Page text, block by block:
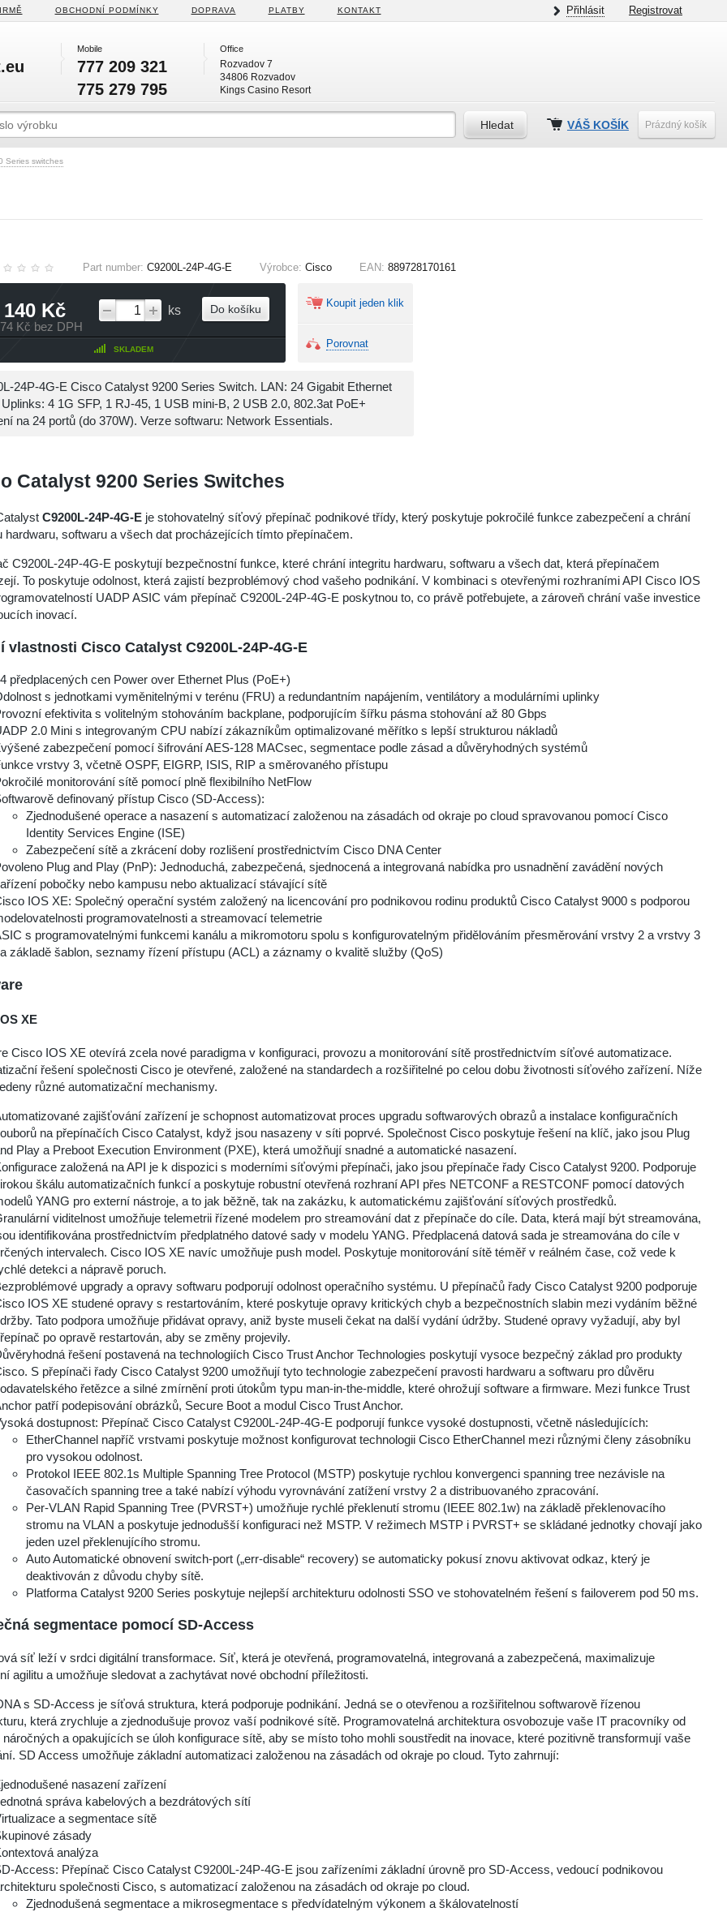
OBCHODNÍ PODMÍNKY DOPRAVA PLATBY KONTAKT Přihlásit Registrovat
Mobile
777 209 321
775 279 795
Office
Rozvadov 7
34806 Rozvadov
Kings Casino Resort
VÁŠ KOŠÍK Prázdný košík
Series switches
Part number: C9200L-24P-4G-E Výrobce: Cisco EAN: 889728170161
140 Kč
Kč bez DPH
ks
SKLADEM
Do košíku Koupit jeden klik
Porovnat
24P-4G-E Cisco Catalyst 9200 Series Switch. LAN: 24 Gigabit Ethernet
4 1G SFP, 1 RJ-45, 1 USB mini-B, 2 USB 2.0, 802.3at PoE+
na 24 portů (do 370W). Verze softwaru: Network Essentials.
Catalyst 9200 Series Switches
C9200L-24P-4G-E je stohovatelný síťový přepínač podnikové třídy, který poskytuje pokročilé funkce zabezpečení a chrání
hardwaru, softwaru a všech dat procházejících tímto přepínačem.
C9200L-24P-4G-E poskytují bezpečnostní funkce, které chrání integritu hardwaru, softwaru a všech dat, která přepínačem
To poskytuje odolnost, která zajistí bezproblémový chod vašeho podnikání. V kombinaci s otevřenými rozhraními API Cisco IOS
UADP ASIC vám přepínač C9200L-24P-4G-E poskytnou to, co právě potřebujete, a zároveň chrání vaše investice
inovací.
vlastnosti Cisco Catalyst C9200L-24P-4G-E
předplacených cen Power over Ethernet Plus (PoE+)
s jednotkami vyměnitelnými v terénu (FRU) a redundantním napájením, ventilátory a modulárními uplinky
efektivita s volitelným stohováním backplane, podporujícím šířku pásma stohování až 80 Gbps
2.0 Mini s integrovaným CPU nabízí zákazníkům optimalizované měřítko s lepší strukturou nákladů
zabezpečení pomocí šifrování AES-128 MACsec, segmentace podle zásad a důvěryhodných systémů
vrstvy 3, včetně OSPF, EIGRP, ISIS, RIP a směrovaného přístupu
monitorování sítě pomocí plně flexibilního NetFlow
definovaný přístup Cisco (SD-Access):
Zjednodušené operace a nasazení s automatizací založenou na zásadách od okraje po cloud spravovanou pomocí Cisco
Identity Services Engine (ISE)
Zabezpečení sítě a zkrácení doby rozlišení prostřednictvím Cisco DNA Center
Plug and Play (PnP): Jednoduchá, zabezpečená, sjednocená a integrovaná nabídka pro usnadnění zavádění nových
pobočky nebo kampusu nebo aktualizací stávající sítě
IOS XE: Společný operační systém založený na licencování pro podnikovou rodinu produktů Cisco Catalyst 9000 s podporou
programovatelnosti a streamovací telemetrie
s programovatelnými funkcemi kanálu a mikromotoru spolu s konfigurovatelným přidělováním přesměrování vrstvy 2 a vrstvy 3
základě šablon, seznamy řízení přístupu (ACL) a záznamy o kvalitě služby (QoS)
XE
Cisco IOS XE otevírá zcela nové paradigma v konfiguraci, provozu a monitorování sítě prostřednictvím síťové automatizace.
řešení společnosti Cisco je otevřené, založené na standardech a rozšiřitelné po celou dobu životnosti síťového zařízení. Níže
různé automatizační mechanismy.
zajišťování zařízení je schopnost automatizovat proces upgradu softwarových obrazů a instalace konfiguračních
na přepínačích Cisco Catalyst, když jsou nasazeny v síti poprvé. Společnost Cisco poskytuje řešení na klíč, jako jsou Plug
Play a Preboot Execution Environment (PXE), která umožňují snadné a automatické nasazení.
založená na API je k dispozici s moderními síťovými přepínači, jako jsou přepínače řady Cisco Catalyst 9200. Podporuje
škálu automatizačních funkcí a poskytuje robustní otevřená rozhraní API přes NETCONF a RESTCONF pomocí datových
YANG pro externí nástroje, a to jak běžně, tak na zakázku, k automatickému zajišťování síťových prostředků.
viditelnost umožňuje telemetrii řízené modelem pro streamování dat z přepínače do cíle. Data, která mají být streamována,
identifikována prostřednictvím předplatného datové sady v modelu YANG. Předplacená datová sada je streamována do cíle v
intervalech. Cisco IOS XE navíc umožňuje push model. Poskytuje monitorování sítě téměř v reálném čase, což vede k
detekci a nápravě poruch.
upgrady a opravy softwaru podporují odolnost operačního systému. U přepínačů řady Cisco Catalyst 9200 podporuje
IOS XE studené opravy s restartováním, které poskytuje opravy kritických chyb a bezpečnostních slabin mezi vydáním běžné
Tato podpora umožňuje přidávat opravy, aniž byste museli čekat na další vydání údržby. Studené opravy vyžadují, aby byl
po opravě restartován, aby se změny projevily.
řešení postavená na technologiích Cisco Trust Anchor Technologies poskytují vysoce bezpečný základ pro produkty
S přepínači řady Cisco Catalyst 9200 umožňují tyto technologie zabezpečení pravosti hardwaru a softwaru pro důvěru
řetězce a silné zmírnění proti útokům typu man-in-the-middle, které ohrožují software a firmware. Mezi funkce Trust
patří podepisování obrázků, Secure Boot a modul Cisco Trust Anchor.
dostupnost: Přepínač Cisco Catalyst C9200L-24P-4G-E podporují funkce vysoké dostupnosti, včetně následujících:
EtherChannel napříč vrstvami poskytuje možnost konfigurovat technologii Cisco EtherChannel mezi různými členy zásobníku
pro vysokou odolnost.
Protokol IEEE 802.1s Multiple Spanning Tree Protocol (MSTP) poskytuje rychlou konvergenci spanning tree nezávisle na
časovačích spanning tree a také nabízí výhodu vyrovnávání zatížení vrstvy 2 a distribuovaného zpracování.
Per-VLAN Rapid Spanning Tree (PVRST+) umožňuje rychlé překlenutí stromu (IEEE 802.1w) na základě překlenovacího
stromu na VLAN a poskytuje jednodušší konfiguraci než MSTP. V režimech MSTP i PVRST+ se skládané jednotky chovají jako
jeden uzel překlenujícího stromu.
Auto Automatické obnovení switch-port („err-disable“ recovery) se automaticky pokusí znovu aktivovat odkaz, který je
deaktivován z důvodu chyby sítě.
Platforma Catalyst 9200 Series poskytuje nejlepší architekturu odolnosti SSO ve stohovatelném řešení s failoverem pod 50 ms.
segmentace pomocí SD-Access
síť leží v srdci digitální transformace. Síť, která je otevřená, programovatelná, integrovaná a zabezpečená, maximalizuje
agilitu a umožňuje sledovat a zachytávat nové obchodní příležitosti.
s SD-Access je síťová struktura, která podporuje podnikání. Jedná se o otevřenou a rozšiřitelnou softwarově řízenou
která zrychluje a zjednodušuje provoz vaší podnikové sítě. Programovatelná architektura osvobozuje vaše IT pracovníky od
a opakujících se úloh konfigurace sítě, aby se místo toho mohli soustředit na inovace, které pozitivně transformují vaše
SD Access umožňuje základní automatizaci založenou na zásadách od okraje po cloud. Tyto zahrnují:
nasazení zařízení
správa kabelových a bezdrátových sítí
a segmentace sítě
zásady
analýza
Access: Přepínač Cisco Catalyst C9200L-24P-4G-E jsou zařízeními základní úrovně pro SD-Access, vedoucí podnikovou
společnosti Cisco, s automatizací založenou na zásadách od okraje po cloud.
Zjednodušená segmentace a mikrosegmentace s předvídatelným výkonem a škálovatelností